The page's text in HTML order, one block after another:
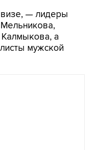
визе, — лидеры
а
мужской